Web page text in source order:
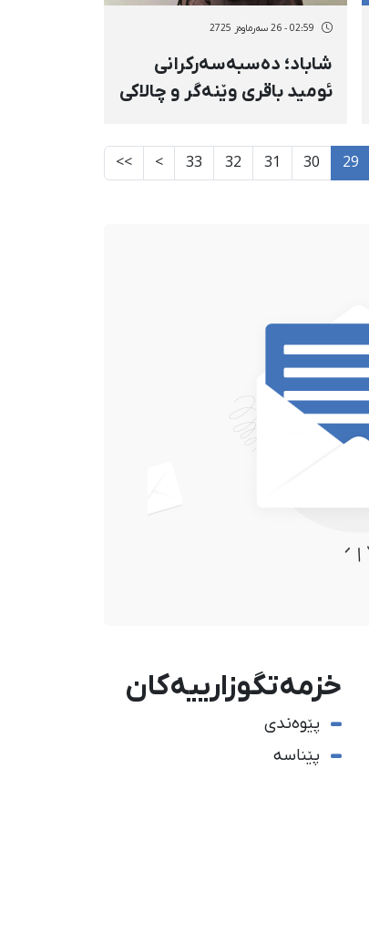
02:59 - 26 سەرماوەز 2725
شاباد؛ دەسبەسەرکرانی
ئومید باقری وێنەگر و چالاکی
بۆ شوێنێکی نادیار
29
30
31
32
33
>
>>
خزمەتگوزارییەکان
پێوەندی
پێناسە